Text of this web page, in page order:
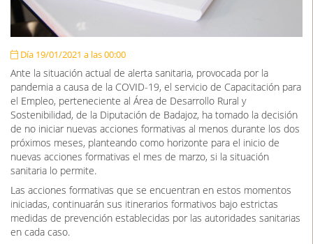
Día 19/01/2021 a las 00:00
Ante la situación actual de alerta sanitaria, provocada por la
pandemia a causa de la COVID-19, el servicio de Capacitación para
el Empleo, perteneciente al Área de Desarrollo Rural y
Sostenibilidad, de la Diputación de Badajoz, ha tomado la decisión
de no iniciar nuevas acciones formativas al menos durante los dos
próximos meses, planteando como horizonte para el inicio de
nuevas acciones formativas el mes de marzo, si la situación
sanitaria lo permite.
Las acciones formativas que se encuentran en estos momentos
iniciadas, continuarán sus itinerarios formativos bajo estrictas
medidas de prevención establecidas por las autoridades sanitarias
en cada caso.